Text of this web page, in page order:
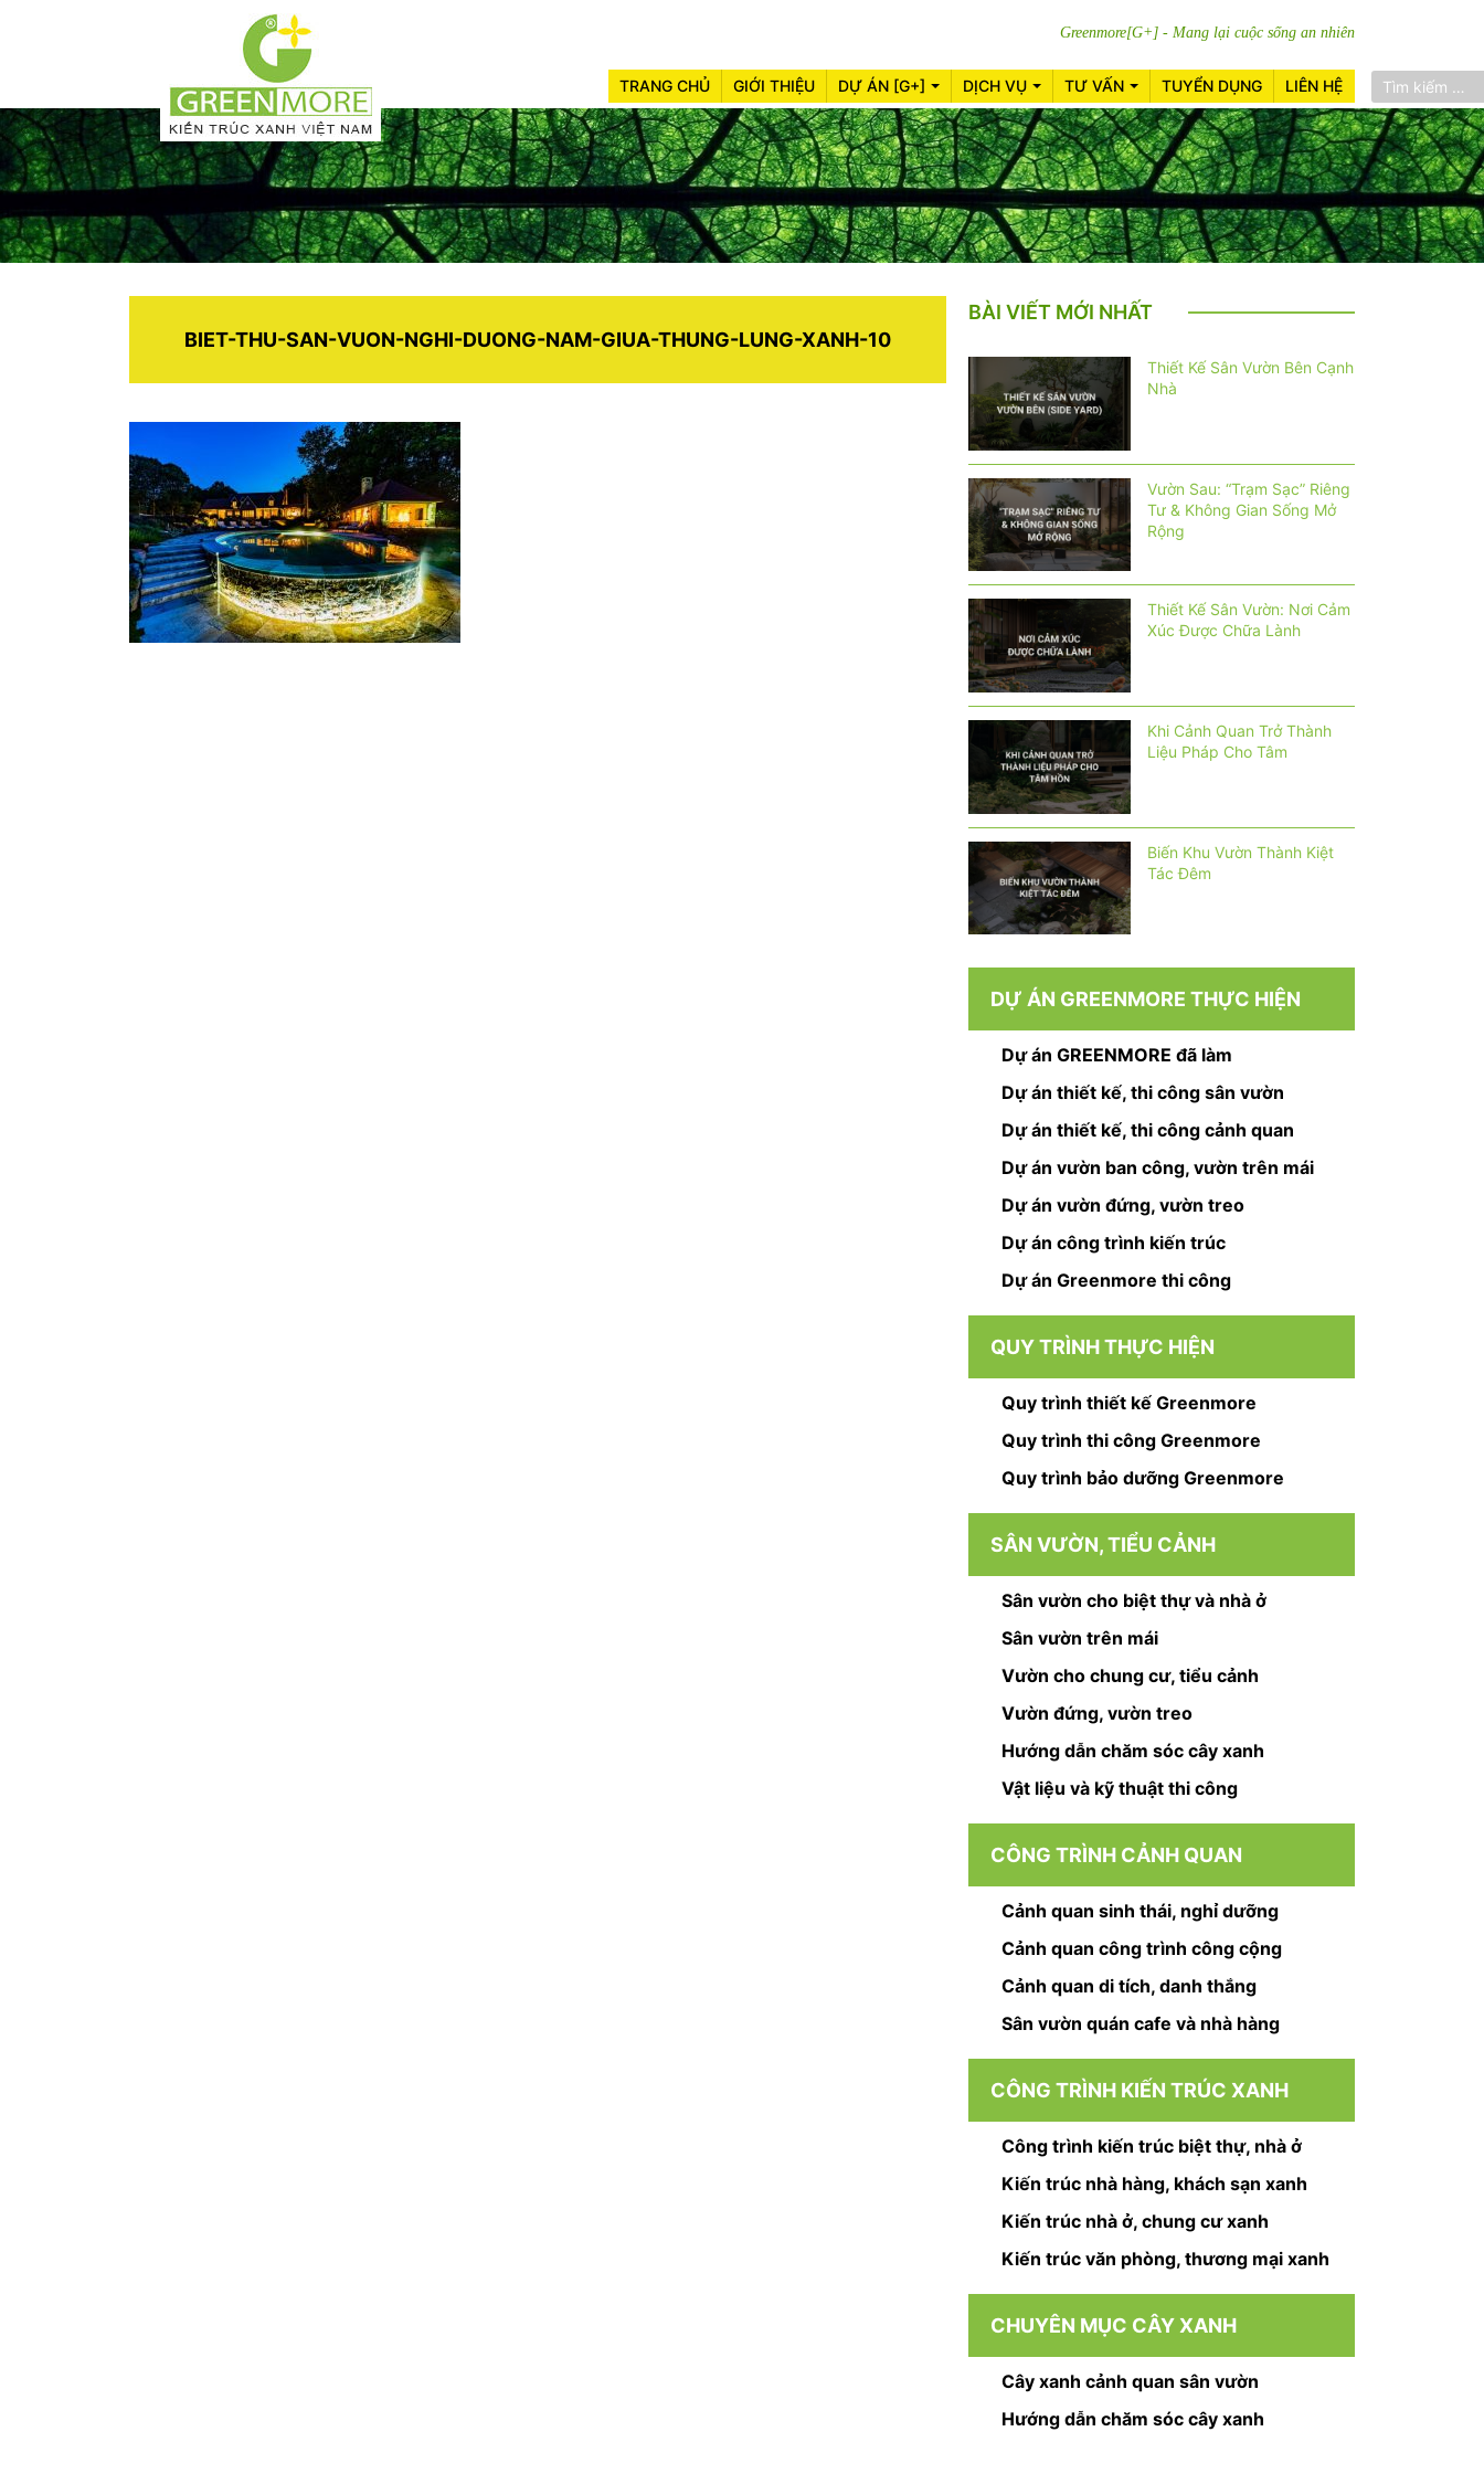
Greenmore[G+] - Mang lại cuộc sống an nhiên
TRANG CHỦ GIỚI THIỆU DỰ ÁN [G+] DỊCH VỤ TƯ VẤN TUYỂN DỤNG LIÊN HỆ
BIET-THU-SAN-VUON-NGHI-DUONG-NAM-GIUA-THUNG-LUNG-XANH-10
BÀI VIẾT MỚI NHẤT
Thiết Kế Sân Vườn Bên Cạnh
Nhà
Vườn Sau: “Trạm Sạc” Riêng
Tư & Không Gian Sống Mở
Rộng
Thiết Kế Sân Vườn: Nơi Cảm
Xúc Được Chữa Lành
Khi Cảnh Quan Trở Thành
Liệu Pháp Cho Tâm
Biến Khu Vườn Thành Kiệt
Tác Đêm
DỰ ÁN GREENMORE THỰC HIỆN
Dự án GREENMORE đã làm
Dự án thiết kế, thi công sân vườn
Dự án thiết kế, thi công cảnh quan
Dự án vườn ban công, vườn trên mái
Dự án vườn đứng, vườn treo
Dự án công trình kiến trúc
Dự án Greenmore thi công
QUY TRÌNH THỰC HIỆN
Quy trình thiết kế Greenmore
Quy trình thi công Greenmore
Quy trình bảo dưỡng Greenmore
SÂN VƯỜN, TIỂU CẢNH
Sân vườn cho biệt thự và nhà ở
Sân vườn trên mái
Vườn cho chung cư, tiểu cảnh
Vườn đứng, vườn treo
Hướng dẫn chăm sóc cây xanh
Vật liệu và kỹ thuật thi công
CÔNG TRÌNH CẢNH QUAN
Cảnh quan sinh thái, nghỉ dưỡng
Cảnh quan công trình công cộng
Cảnh quan di tích, danh thắng
Sân vườn quán cafe và nhà hàng
CÔNG TRÌNH KIẾN TRÚC XANH
Công trình kiến trúc biệt thự, nhà ở
Kiến trúc nhà hàng, khách sạn xanh
Kiến trúc nhà ở, chung cư xanh
Kiến trúc văn phòng, thương mại xanh
CHUYÊN MỤC CÂY XANH
Cây xanh cảnh quan sân vườn
Hướng dẫn chăm sóc cây xanh